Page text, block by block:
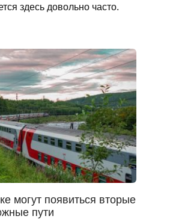
здесь довольно часто.
могут появиться вторые
пути